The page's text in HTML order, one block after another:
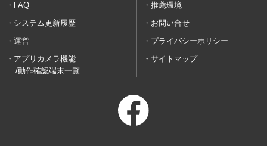
FAQ
推薦環境
システム更新履歴
お問い合せ
運営
プライバシーポリシー
アプリカメラ機能
/動作確認端末一覧
サイトマップ